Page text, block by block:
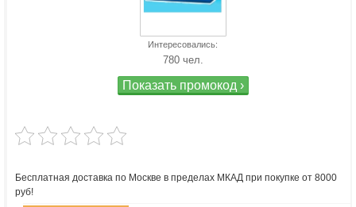
Интересовались:
780 чел.
Показать промокод ›
Бесплатная доставка по Москве в пределах МКАД при покупке от 8000
руб!